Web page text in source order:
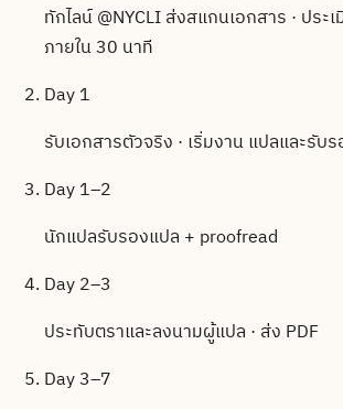
ทักไลน์ @NYCLI ส่งสแกนเอกสาร · ประ
ภายใน 30 นาที
Day 1
รับเอกสารตัวจริง · เริ่มงาน แปลและรับ
Day 1–2
นักแปลรับรองแปล + proofread
Day 2–3
ประทับตราและลงนามผู้แปล · ส่ง PDF
Day 3–7